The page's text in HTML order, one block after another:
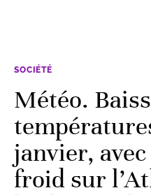
SOCIÉTÉ
Météo.
janvier,
froid sur